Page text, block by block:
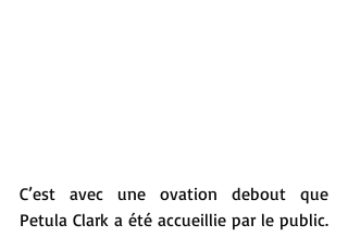
C’est avec une ovation debout que
Petula Clark a été accueillie par le public.